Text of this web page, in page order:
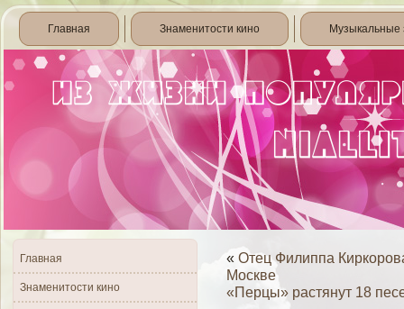
Главная Знаменитости кино Музыкальные
Главная
Знаменитости кино
« Отец Филиппа
Москве
«Перцы» растянут 18